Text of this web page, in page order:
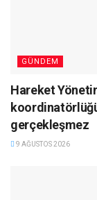
GÜNDEM
Hareket
gerçekleşmez
9 AĞUSTOS 2026